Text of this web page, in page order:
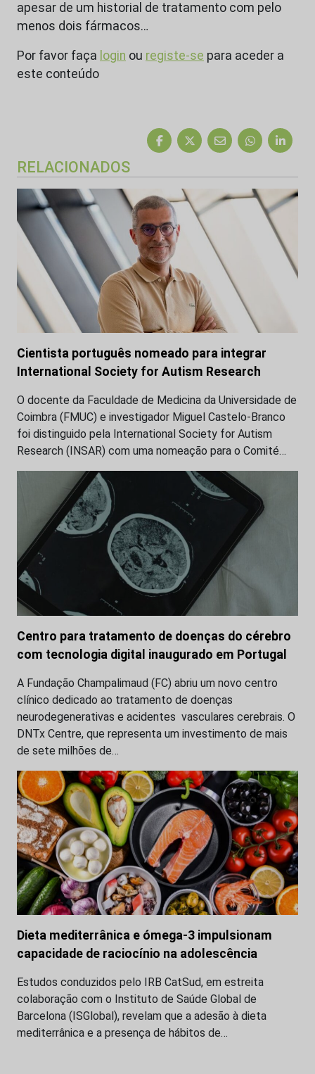
apesar de um historial de tratamento com pelo
menos dois fármacos…
Por favor faça login ou registe-se para aceder a
este conteúdo
RELACIONADOS
Cientista português nomeado para integrar
International Society for Autism Research
O docente da Faculdade de Medicina da Universidade de
Coimbra (FMUC) e investigador Miguel Castelo-Branco
foi distinguido pela International Society for Autism
Research (INSAR) com uma nomeação para o Comité…
Centro para tratamento de doenças do cérebro
com tecnologia digital inaugurado em Portugal
A Fundação Champalimaud (FC) abriu um novo centro
clínico dedicado ao tratamento de doenças
neurodegenerativas e acidentes vasculares cerebrais. O
DNTx Centre, que representa um investimento de mais
de sete milhões de…
Dieta mediterrânica e ómega-3 impulsionam
capacidade de raciocínio na adolescência
Estudos conduzidos pelo IRB CatSud, em estreita
colaboração com o Instituto de Saúde Global de
Barcelona (ISGlobal), revelam que a adesão à dieta
mediterrânica e a presença de hábitos de…